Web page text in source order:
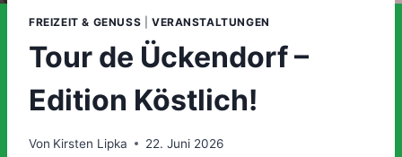
FREIZEIT & GENUSS VERANSTALTUNGEN
Tour de Ückendorf –
Edition Köstlich!
Von Kirsten Lipka 22. Juni 2026